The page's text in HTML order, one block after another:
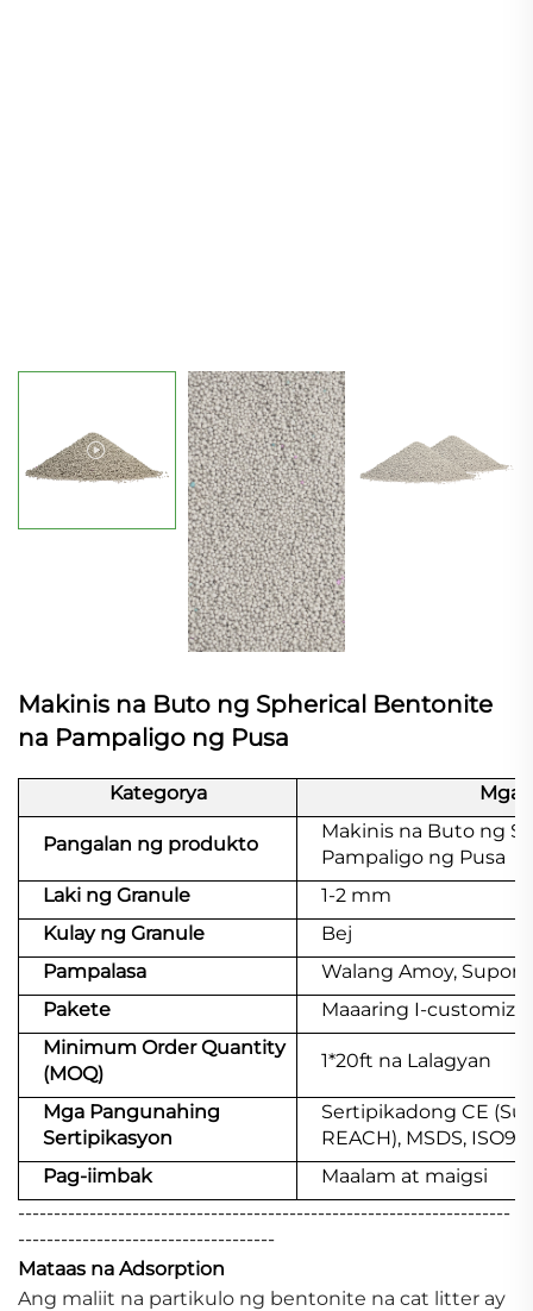
Makinis na Buto ng Spherical Bentonite
na Pampaligo ng Pusa
Kategorya Mga
Pangalan ng produkto
Makinis na Buto ng
Pampaligo ng Pusa
Laki ng Granule
1-2 mm
Kulay ng Granule
Bej
Pampalasa
Walang Amoy,
Pakete
Maaaring I-customize
Minimum Order Quantity
(MOQ)
1*20ft na Lalagyan
Mga Pangunahing
Sertipikasyon
Sertipikadong CE
REACH), MSDS,
Pag-iimbak
Maalam at maigsi
---------------------------------------------------------------------
------------------------------------
Mataas na Adsorption
Ang maliit na partikulo ng bentonite na cat litter ay